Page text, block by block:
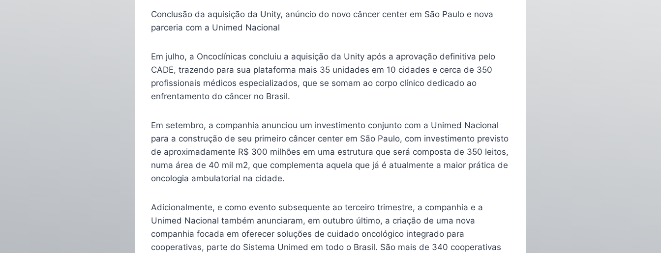
Conclusão da aquisição da Unity, anúncio do novo câncer center em São Paulo e nova
parceria com a Unimed Nacional
Em julho, a Oncoclínicas concluiu a aquisição da Unity após a aprovação definitiva pelo
CADE, trazendo para sua plataforma mais 35 unidades em 10 cidades e cerca de 350
profissionais médicos especializados, que se somam ao corpo clínico dedicado ao
enfrentamento do câncer no Brasil.
Em setembro, a companhia anunciou um investimento conjunto com a Unimed Nacional
para a construção de seu primeiro câncer center em São Paulo, com investimento previsto
de aproximadamente R$ 300 milhões em uma estrutura que será composta de 350 leitos,
numa área de 40 mil m2, que complementa aquela que já é atualmente a maior prática de
oncologia ambulatorial na cidade.
Adicionalmente, e como evento subsequente ao terceiro trimestre, a companhia e a
Unimed Nacional também anunciaram, em outubro último, a criação de uma nova
companhia focada em oferecer soluções de cuidado oncológico integrado para
cooperativas, parte do Sistema Unimed em todo o Brasil. São mais de 340 cooperativas